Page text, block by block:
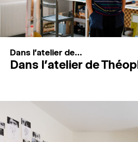
Connexion
Dans l'atelier de...
Dans l’atelier de